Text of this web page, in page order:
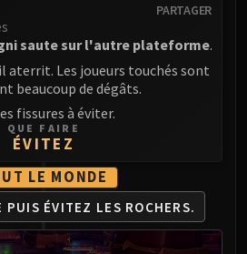
Bunkjunker
Lockenstock
Armed Bandit
Heads of Security
King Gallywix
SOUL
Morchok
Zon'ozz
the Unsleeping
the Stormbinder
PARTAGER
saute sur l'autre plateforme.
aterrit. Les joueurs touchés sont
beaucoup de dégâts.
fissures à éviter.
QUE FAIRE
ÉVITEZ
LE MONDE
PUIS ÉVITEZ LES ROCHERS.